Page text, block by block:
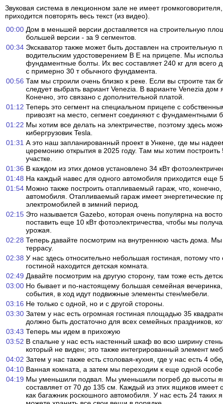
Звуковая система в лекционном зале не имеет
приходится повторять весь текст (из видео).
00:00 Дом в меньшей версии доставляется на строительную
большей версии - за 9 сегментов.
00:34 Экскаватор также может быть доставлен на строительную
водительским удостоверением B E на прицепе. Мы
фундаментные болты. Их вес составляет 240 кг для всего
с примерно 30 т обычного фундамента.
00:56 Там мы строили очень близко к реке. Если вы строите так
следует выбрать вариант Venezia. В варианте Venezia дом
Конечно, это связано с дополнительной платой.
01:12 Теперь это сегмент на специальном прицепе с
привозят на место, сегмент соединяют с фундаментными
01:22 Мы хотим все делать на электричестве, поэтому здесь
кибергрузовик Tesla.
01:31 А это наш запланированный проект в Ункене, где мы
церемонию открытия в 2025 году. Там мы хотим
участке.
01:36 В каждом из этих домов установлено 34 кВт
01:48 На каждый навес для одного автомобиля приходится еще 5
01:54 Можно также построить отапливаемый гараж, что,
автомобиля. Отапливаемый гараж имеет энергетические
электромобилей в зимний период.
02:15 Это называется Gazebo, которая очень популярна на
поставить еще 10 кВт фотоэлектричества, чтобы мы
урожая.
02:28 Теперь давайте посмотрим на внутреннюю часть дома.
террасу.
02:38 У нас здесь относительно небольшая гостиная, потому
гостиной находится детская комната.
02:49 Давайте посмотрим на другую сторону, там тоже есть
03:00 Но бывает и по-настоящему большая семейная вечеринка,
события, в ход идут подвижные элементы стен/мебели.
03:16 Не только с одной, но и с другой стороны.
03:30 Затем у нас есть огромная гостиная площадью 35
должно быть достаточно для всех семейных праздников,
03:43 Теперь мы идем в прихожую
03:52 В спальне у нас есть настенный шкаф во всю ширину
который не виден; это также интегрированный элемент
04:02 Затем у нас также есть столовая-кухня, где у нас есть 4
04:10 Ванная комната, а затем мы переходим к еще одной
04:19 Мы уменьшили подвал. Мы уменьшили погреб до высоты
составляет от 70 до 135 см. Каждый из этих ящиков имеет
как багажник роскошного автомобиля. У нас есть 24 таких